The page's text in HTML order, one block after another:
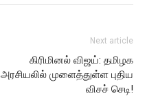
Next article
கிரிமினல் விஜய்: தமிழக
அரசியலில் முளைத்துள்ள புதிய
விசச் செடி!